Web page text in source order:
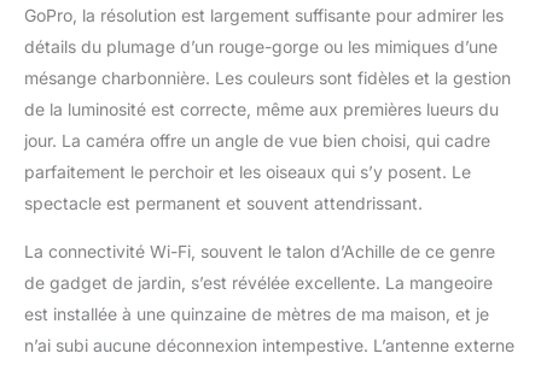
aux oiseaux et cadeau
idéal : la caméra nichoir
est conçue de manière
professionnelle comme
une belle maison pour
vos oiseaux de jardin.
IP66 résistant aux
intempéries et support
ferme en font une
amis des oiseaux.
Profitez simplement de
votre voyage
d'observation des
GoPro, la résolution est largement suffisante pour admirer les
détails du plumage d’un rouge-gorge ou les mimiques d’une
mésange charbonnière. Les couleurs sont fidèles et la gestion
de la luminosité est correcte, même aux premières lueurs du
jour. La caméra offre un angle de vue bien choisi, qui cadre
parfaitement le perchoir et les oiseaux qui s’y posent. Le
spectacle est permanent et souvent attendrissant.
La connectivité Wi-Fi, souvent le talon d’Achille de ce genre
de gadget de jardin, s’est révélée excellente. La mangeoire
est installée à une quinzaine de mètres de ma maison, et je
n’ai subi aucune déconnexion intempestive. L’antenne externe